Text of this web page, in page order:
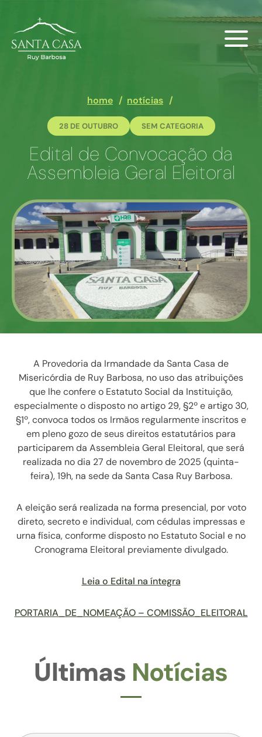
home notícias
28 DE OUTUBRO SEM CATEGORIA
Edital de Convocação da
Assembleia Geral Eleitoral
A Provedoria da Irmandade da Santa Casa de
Misericórdia de Ruy Barbosa, no uso das atribuições
que lhe confere o Estatuto Social da Instituição,
especialmente o disposto no artigo 29, §2º e artigo 30,
§1º, convoca todos os Irmãos regularmente inscritos e
em pleno gozo de seus direitos estatutários para
participarem da Assembleia Geral Eleitoral, que será
realizada no dia 27 de novembro de 2025 (quinta-
feira), 19h, na sede da Santa Casa Ruy Barbosa.
A eleição será realizada na forma presencial, por voto
direto, secreto e individual, com cédulas impressas e
urna física, conforme disposto no Estatuto Social e no
Cronograma Eleitoral previamente divulgado.
Leia o Edital na íntegra
PORTARIA_DE_NOMEAÇÃO – COMISSÃO_ELEITORAL
Últimas Notícias